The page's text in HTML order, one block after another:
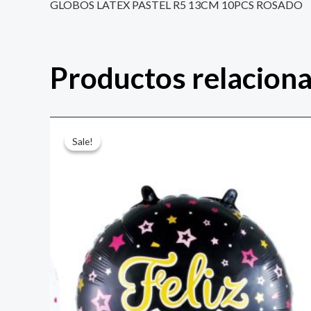
GLOBOS LATEX PASTEL R5 13CM 10PCS ROSADO
Productos
Sale!
Sale!precio
original